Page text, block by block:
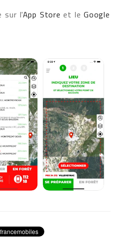
sur l'App Store et leGoogle